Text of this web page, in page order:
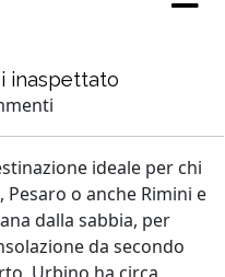
inaspettato
ideale per chi
Pesaro o anche Rimini e
dalla sabbia, per
da secondo